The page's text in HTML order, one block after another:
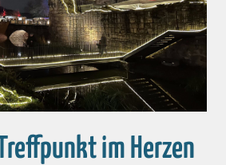
im Herzen